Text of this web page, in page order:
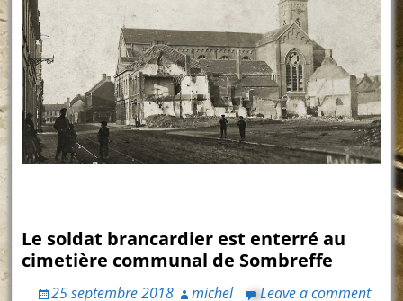
Le soldat brancardier est enterré au
cimetière communal de Sombreffe
25 septembre 2018 michel Leave a comment